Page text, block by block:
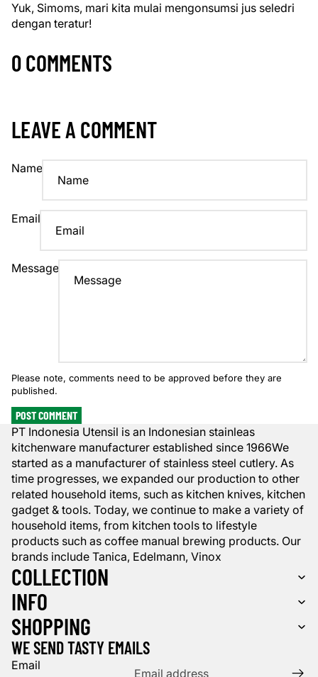
Yuk, Simoms, mari kita mulai mengonsumsi jus seledri
dengan teratur!
0 COMMENTS
LEAVE A COMMENT
Name
Email
Message
Please note, comments need to be approved before they are
published.
POST COMMENT
PT Indonesia Utensil is an Indonesian stainleas
kitchenware manufacturer established since 1966We
started as a manufacturer of stainless steel cutlery. As
time progresses, we expanded our production to other
related household items, such as kitchen knives, kitchen
gadget & tools. Today, we continue to make a variety of
household items, from kitchen tools to lifestyle
products such as coffee manual brewing products. Our
brands include Tanica, Edelmann, Vinox
COLLECTION
INFO
SHOPPING
WE SEND TASTY EMAILS
Email